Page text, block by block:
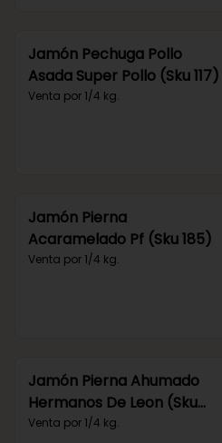
Jamón Pechuga Pollo
Asada Super Pollo (Sku 117)
Venta por 1/4 kg.
Jamón Pierna
Acaramelado Pf (Sku 185)
Venta por 1/4 kg.
Jamón Pierna Ahumado
Hermanos De Leon (Sku
291)
Venta por 1/4 kg.